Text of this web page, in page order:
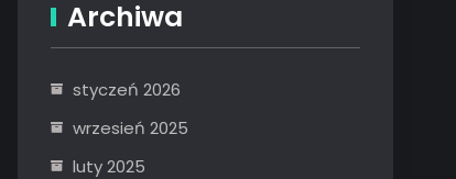
Archiwa
styczeń 2026
wrzesień 2025
luty 2025